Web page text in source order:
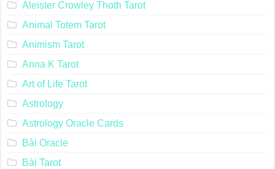
Aleister Crowley Thoth Tarot
Animal Totem Tarot
Animism Tarot
Anna K Tarot
Art of Life Tarot
Astrology
Astrology Oracle Cards
Bài Oracle
Bài Tarot